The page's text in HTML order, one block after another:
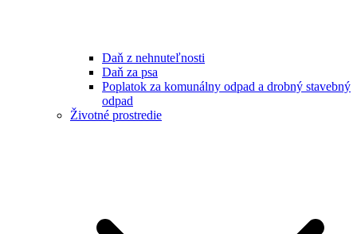
Daň z nehnuteľnosti
Daň za psa
Poplatok za komunálny odpad a drobný stavebný
odpad
Životné prostredie